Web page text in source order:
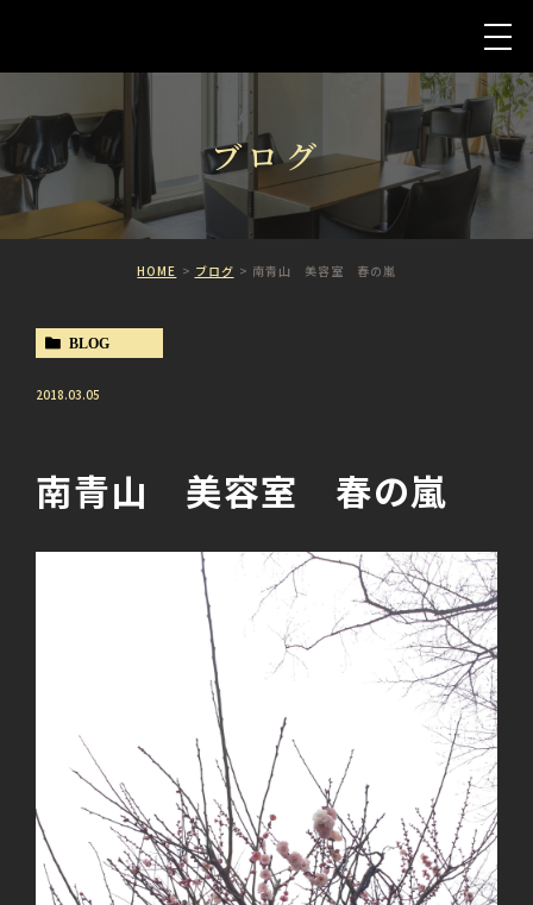
ブログ
HOME ブログ 南青山 美容室 春の嵐
BLOG
2018.03.05
南青山 美容室 春の嵐